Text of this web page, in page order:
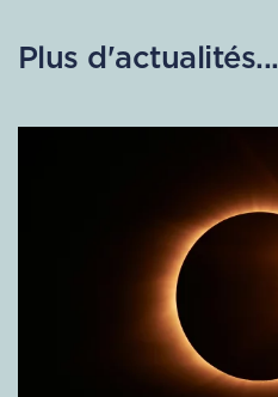
Plus d'actualités...